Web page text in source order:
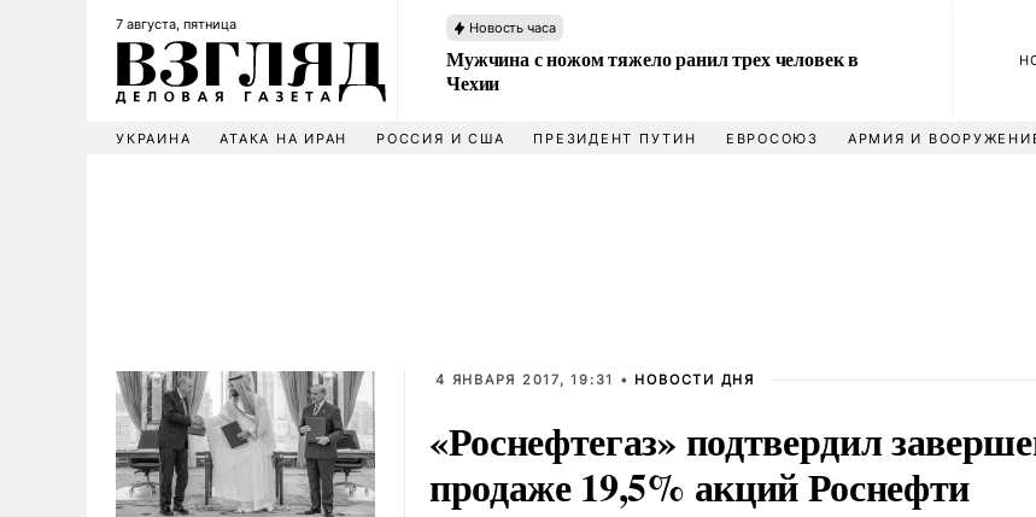
7 августа, пятница Новость часа
Мужчина с ножом тяжело ранил трех человек в
Чехии
УКРАИНА АТАКА НА ИРАН РОССИЯ И США ПРЕЗИДЕНТ ПУТИН ЕВРОСОЮЗ АРМИЯ И
4 ЯНВАРЯ 2017, 19:31 • НОВОСТИ ДНЯ
«Роснефтегаз» подтвердил
продаже 19,5% акций Роснефти